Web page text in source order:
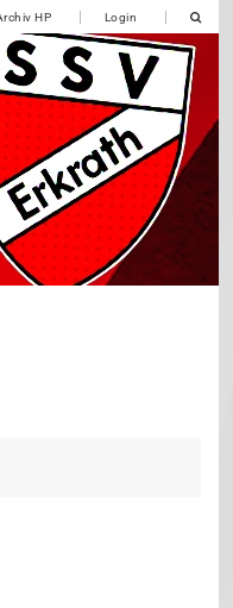
HP Login